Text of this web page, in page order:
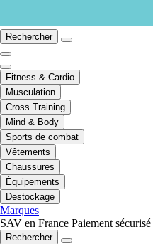
Rechercher
Fitness & Cardio
Musculation
Cross Training
Mind & Body
Sports de combat
Vêtements
Chaussures
Équipements
Destockage
Marques
SAV en France Paiement sécurisé
Rechercher